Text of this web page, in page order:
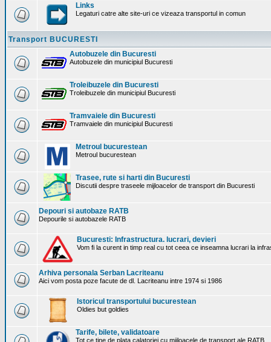
Links
Legaturi catre alte site-uri ce vizeaza transportul in comun
Transport BUCURESTI
Autobuzele din Bucuresti
Autobuzele din municipiul Bucuresti
Troleibuzele din Bucuresti
Troleibuzele din municipiul Bucuresti
Tramvaiele din Bucuresti
Tramvaiele din municipiul Bucuresti
Metroul bucurestean
Metroul bucurestean
Trasee, rute si harti din Bucuresti
Discutii despre traseele mijloacelor de transport din Bucuresti
Depouri si autobaze RATB
Depourile si autobazele RATB
Bucuresti: Infrastructura. lucrari, devieri
Vom fi la curent in timp real cu tot ceea ce inseamna lucrari la
Arhiva personala Serban Lacriteanu
Aici vom posta poze facute de dl. Lacriteanu intre 1974 si 1986
Istoricul transportului bucurestean
Oldies but goldies
Tarife, bilete, validatoare
Tot ce tine de plata calatoriei cu mijloacele de transport ale RATB